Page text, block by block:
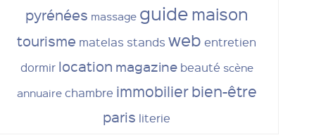
pyrénées massage guidemaison
tourisme matelas stands web entretien
dormir location magazine beauté scène
annuaire chambre immobilierbien-être
paris literie